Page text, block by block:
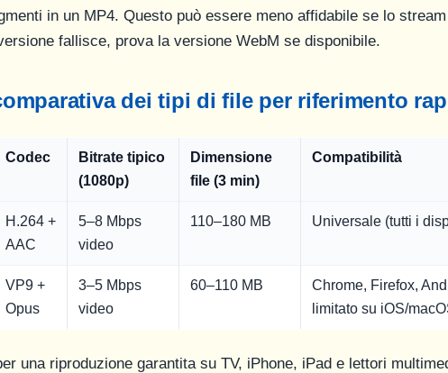
in un MP4. Questo può essere meno affidabile se lo
fallisce, prova la versione WebM se disponibile.
dei tipi di file per riferimento
Codec
Bitrate tipico
(1080p)
Dimensione
file (3 min)
Compatibilità
H.264 +
AAC
5–8 Mbps
video
110–180 MB Universale (tutti i
VP9 +
Opus
3–5 Mbps
video
60–110 MB
Chrome, Firefox,
limitato su iOS/
una riproduzione garantita su TV, iPhone, iPad e lettori